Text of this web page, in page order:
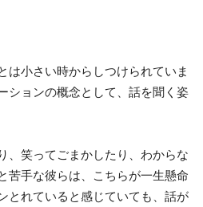
は小さい時からしつけられていま
ションの概念として、話を聞く姿
、笑ってごまかしたり、わからな
苦手な彼らは、こちらが一生懸命
とれていると感じていても、話が